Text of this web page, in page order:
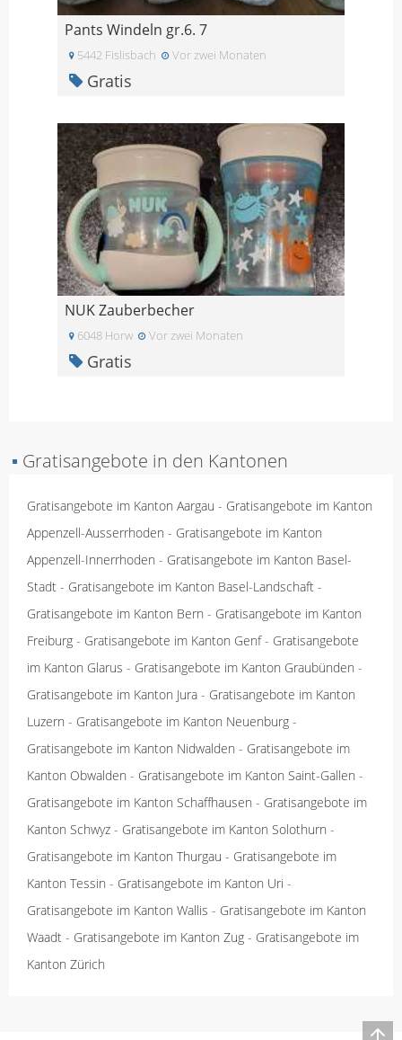
Pants Windeln gr.6. 7
5442 Fislisbach Vor zwei Monaten
Gratis
NUK Zauberbecher
6048 Horw Vor zwei Monaten
Gratis
▪ Gratisangebote in den Kantonen
Gratisangebote im Kanton Aargau - Gratisangebote im Kanton
Appenzell-Ausserrhoden - Gratisangebote im Kanton
Appenzell-Innerrhoden - Gratisangebote im Kanton Basel-
Stadt - Gratisangebote im Kanton Basel-Landschaft -
Gratisangebote im Kanton Bern - Gratisangebote im Kanton
Freiburg - Gratisangebote im Kanton Genf- Gratisangebote
im Kanton Glarus - Gratisangebote im Kanton Graubünden -
Gratisangebote im Kanton Jura - Gratisangebote im Kanton
Luzern - Gratisangebote im Kanton Neuenburg -
Gratisangebote im Kanton Nidwalden - Gratisangebote im
Kanton Obwalden - Gratisangebote im Kanton Saint-Gallen -
Gratisangebote im Kanton Schaffhausen - Gratisangebote im
Kanton Schwyz - Gratisangebote im Kanton Solothurn -
Gratisangebote im Kanton Thurgau - Gratisangebote im
Kanton Tessin - Gratisangebote im Kanton Uri -
Gratisangebote im Kanton Wallis - Gratisangebote im Kanton
Waadt - Gratisangebote im Kanton Zug - Gratisangebote im
Kanton Zürich